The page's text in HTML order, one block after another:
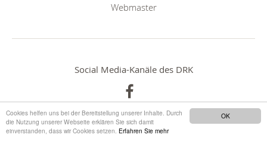
OK
Cookies helfen uns bei der Bereitstellung unserer Inhalte. Durch
die Nutzung unserer Webseite erklären Sie sich damit
einverstanden, dass wir Cookies setzen. Erfahren Sie mehr
Webmaster
Social Media-Kanäle des DRK